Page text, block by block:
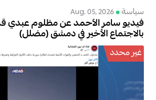
سياسة Aug. 05, 2026
فيديو سامر الأحمد عن مظلوم عبدي
بالاجتماع الأخير في دمشق (مضلل)
غير محدد